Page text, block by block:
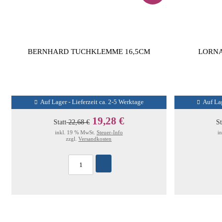
BERNHARD TUCHKLEMME 16,5CM
Auf Lager - Lieferzeit ca. 2-5 Werktage
Statt22,68 € 19,28 €
inkl. 19 % MwSt. Steuer-Info
zzgl.Versandkosten
Auf